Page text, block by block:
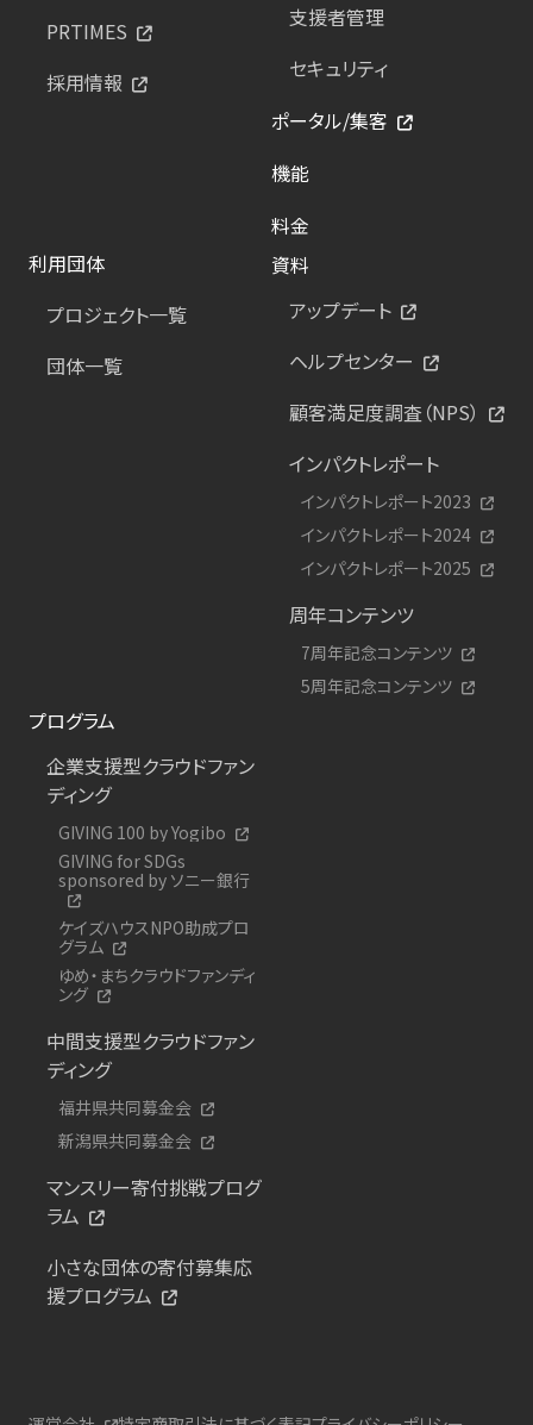
PRTIMES
採用情報
支援者管理
セキュリティ
ポータル/集客
機能
料金
利用団体
プロジェクト一覧
団体一覧
資料
アップデート
ヘルプセンター
顧客満足度調査（NPS）
インパクトレポート
インパクトレポート2023
インパクトレポート2024
インパクトレポート2025
周年コンテンツ
7周年記念コンテンツ
5周年記念コンテンツ
プログラム
企業支援型クラウドファン
ディング
GIVING 100 by Yogibo
GIVING for SDGs
sponsored by ソニー銀行
ケイズハウスNPO助成プロ
グラム
ゆめ・まちクラウドファンディ
ング
中間支援型クラウドファン
ディング
福井県共同募金会
新潟県共同募金会
マンスリー寄付挑戦プログ
ラム
小さな団体の寄付募集応
援プログラム